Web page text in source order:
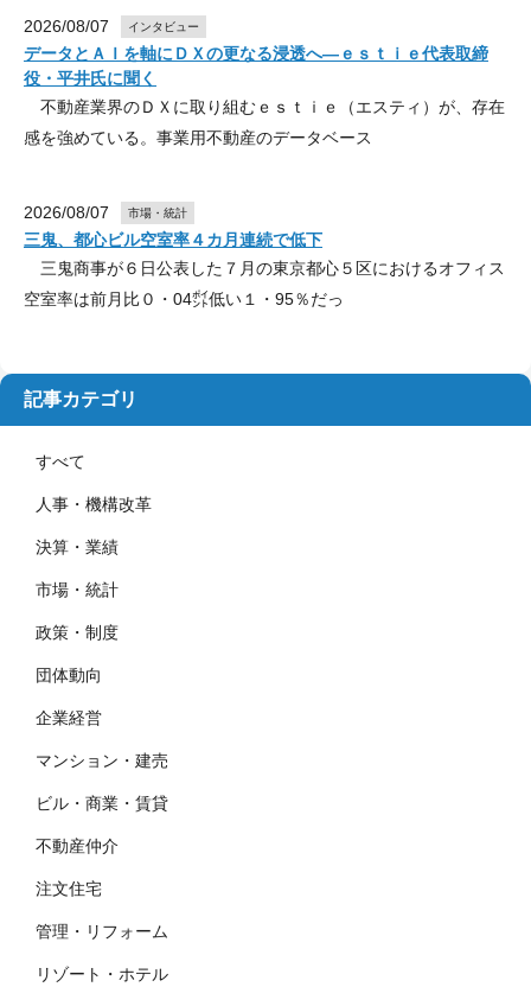
2026/08/07 インタビュー
データとＡＩを軸にＤＸの更なる浸透へ―ｅｓｔｉｅ代表取締
役・平井氏に聞く
不動産業界のＤＸに取り組むｅｓｔｉｅ（エスティ）が、存在
感を強めている。事業用不動産のデータベース
2026/08/07 市場・統計
三鬼、都心ビル空室率４カ月連続で低下
三鬼商事が６日公表した７月の東京都心５区におけるオフィス
空室率は前月比０・04㌽低い１・95％だっ
記事カテゴリ
すべて
人事・機構改革
決算・業績
市場・統計
政策・制度
団体動向
企業経営
マンション・建売
ビル・商業・賃貸
不動産仲介
注文住宅
管理・リフォーム
リゾート・ホテル